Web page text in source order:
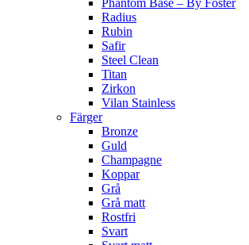
Phantom Base – By Foster
Radius
Rubin
Safir
Steel Clean
Titan
Zirkon
Vilan Stainless
Färger
Bronze
Guld
Champagne
Koppar
Grå
Grå matt
Rostfri
Svart